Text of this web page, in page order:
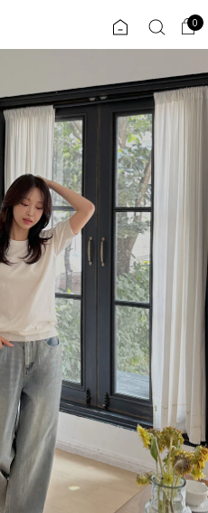
0
ENG
TW
JP
플러스핏 회원혜택
COMMUNITY
ALL
익스클루시브
아우터
티셔츠
니트
블라우스
원피스
0